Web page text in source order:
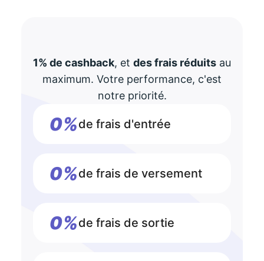
1% de cashback, et des frais réduits au
maximum. Votre performance, c'est
notre priorité.
0%de frais d'entrée
0%de frais de versement
0%de frais de sortie